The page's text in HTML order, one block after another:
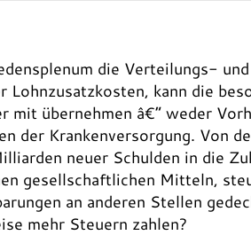
die Verteilungs-
kann die
mit übernehmen â€“ weder
der Krankenversorgung. Von
neuer Schulden in die
gesellschaftlichen Mitteln,
an anderen Stellen
mehr Steuern zahlen?